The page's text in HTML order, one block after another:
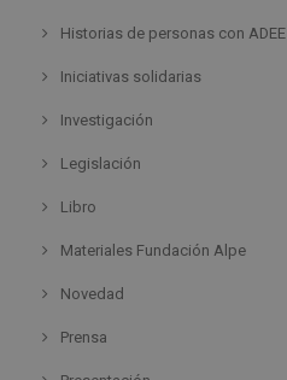
Historias de personas con ADEE
Iniciativas solidarias
Investigación
Legislación
Libro
Materiales Fundación Alpe
Novedad
Prensa